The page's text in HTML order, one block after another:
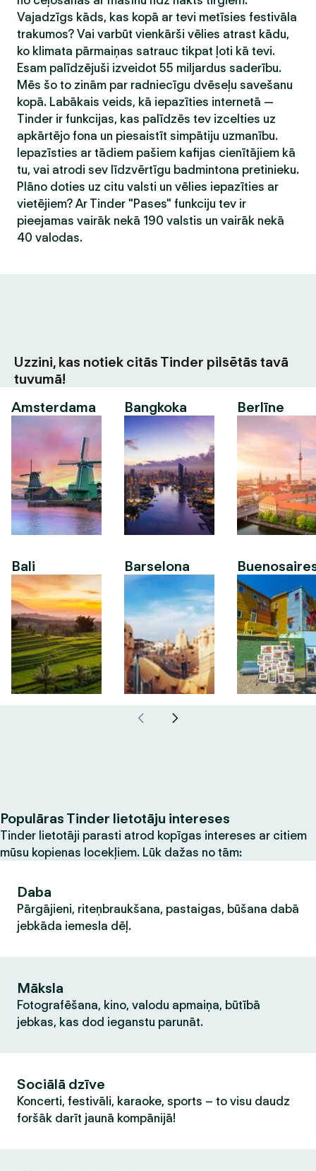
Vajadzīgs kāds, kas kopā ar tevi metīsies festivāla
trakumos? Vai varbūt vienkārši vēlies atrast kādu,
ko klimata pārmaiņas satrauc tikpat ļoti kā tevi.
Esam palīdzējuši izveidot 55 miljardus saderību.
Mēs šo to zinām par radniecīgu dvēseļu savešanu
kopā. Labākais veids, kā iepazīties internetā —
Tinder ir funkcijas, kas palīdzēs tev izcelties uz
apkārtējo fona un piesaistīt simpātiju uzmanību.
Iepazīsties ar tādiem pašiem kafijas cienītājiem kā
tu, vai atrodi sev līdzvērtīgu badmintona pretinieku.
Plāno doties uz citu valsti un vēlies iepazīties ar
vietējiem? Ar Tinder "Pases" funkciju tev ir
pieejamas vairāk nekā 190 valstis un vairāk nekā
40 valodas.
Uzzini, kas notiek citās Tinder pilsētās tavā
tuvumā!
Amsterdama
Bali
Bangkoka
Barselona
Berlīne
Populāras Tinder lietotāju intereses
Tinder lietotāji parasti atrod kopīgas intereses ar citiem
mūsu kopienas locekļiem. Lūk dažas no tām:
Daba
Pārgājieni, riteņbraukšana, pastaigas, būšana dabā
jebkāda iemesla dēļ.
Māksla
Fotografēšana, kino, valodu apmaiņa, būtībā
jebkas, kas dod ieganstu parunāt.
Sociālā dzīve
Koncerti, festivāli, karaoke, sports – to visu daudz
foršāk darīt jaunā kompānijā!